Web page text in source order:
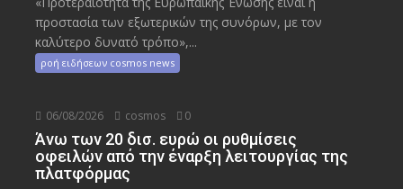
προστασία των εξωτερικών της συνόρων, με τον
καλύτερο δυνατό τρόπο»,...
ροή ειδήσεων cosmos news
06/08/2026 cosmos 0
Άνω των 20 δισ. ευρώ οι ρυθμίσεις
οφειλών από την έναρξη λειτουργίας της
πλατφόρμας